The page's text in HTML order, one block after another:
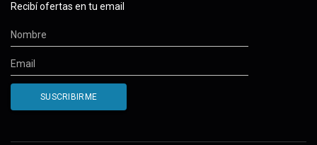
Recibí ofertas en tu email